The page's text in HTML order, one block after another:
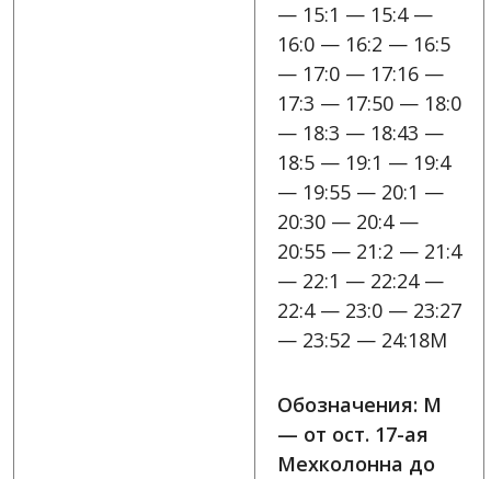
— 15:1 — 15:4 —
16:0 — 16:2 — 16:5
— 17:0 — 17:16 —
17:3 — 17:50 — 18:0
— 18:3 — 18:43 —
18:5 — 19:1 — 19:4
— 19:55 — 20:1 —
20:30 — 20:4 —
20:55 — 21:2 — 21:4
— 22:1 — 22:24 —
22:4 — 23:0 — 23:27
— 23:52 — 24:18M
Обозначения: M
— от ост. 17-ая
Мехколонна до